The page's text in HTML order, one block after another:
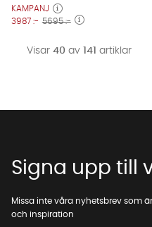
KAMPANJ
3987 :- 5695 :-
Visar 40 av 141 artiklar
Signa upp till
Missa inte våra nyhetsbrev som
och inspiration